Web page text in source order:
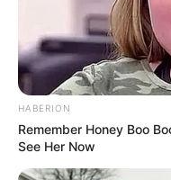
Banget
HABERION
Remember Honey Boo
See Her Now